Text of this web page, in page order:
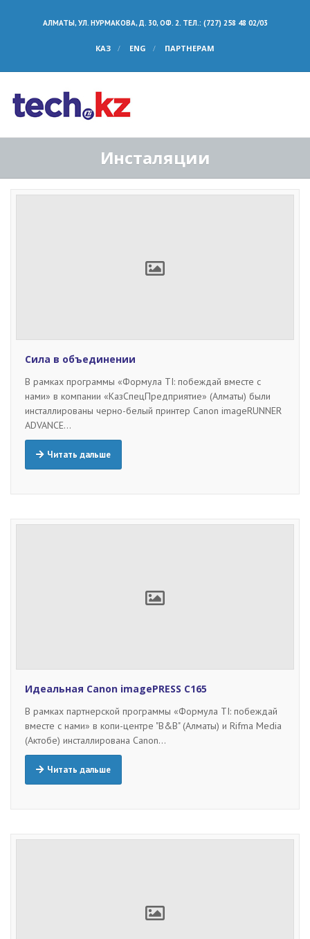
АЛМАТЫ, УЛ. НУРМАКОВА, Д. 30, ОФ. 2. ТЕЛ.: (727) 258 48 02/03
КАЗ ENG ПАРТНЕРАМ
Инсталяции
Сила в объединении
В рамках программы «Формула TI: побеждай вместе с
нами» в компании «КазСпецПредприятие» (Алматы) были
инсталлированы черно-белый принтер Canon imageRUNNER
ADVANCE…
Читать дальше
Идеальная Сanon imagePRESS C165
В рамках партнерской программы «Формула TI: побеждай
вместе с нами» в копи-центре "B&B" (Алматы) и Rifma Media
(Актобе) инсталлирована Сanon…
Читать дальше